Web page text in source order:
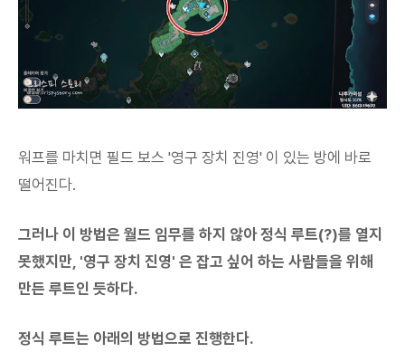
워프를 마치면 필드 보스 '영구 장치 진영' 이 있는 방에 바로
떨어진다.
그러나 이 방법은 월드 임무를 하지 않아 정식 루트(?)를 열지
못했지만, '영구 장치 진영' 은 잡고 싶어 하는 사람들을 위해
만든 루트인 듯하다.
정식 루트는 아래의 방법으로 진행한다.